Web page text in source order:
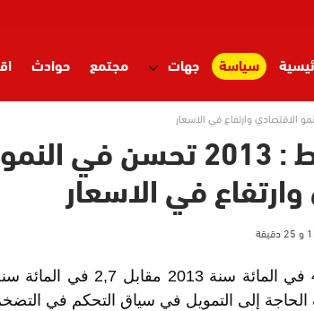
سياسة جهات مجتمع حوادث
مندوبية التخطيط : 2013 تحسن في النمو
في الاسعار
إلى التمويل في سياق التحكم في